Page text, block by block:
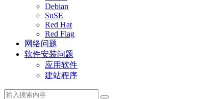
Debian
SuSE
Red Hat
Red Flag
网络问题
软件安装问题
应用软件
建站程序